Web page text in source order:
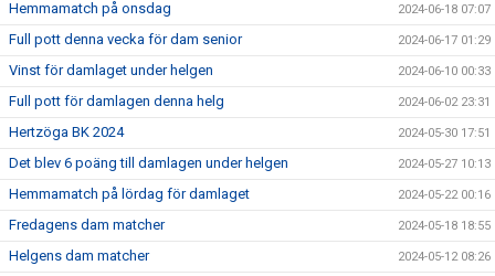
Hemmamatch på onsdag 2024-06-18 07:07
Full pott denna vecka för dam senior 2024-06-17 01:29
Vinst för damlaget under helgen 2024-06-10 00:33
Full pott för damlagen denna helg 2024-06-02 23:31
Hertzöga BK 2024 2024-05-30 17:51
Det blev 6 poäng till damlagen under helgen 2024-05-27 10:13
Hemmamatch på lördag för damlaget 2024-05-22 00:16
Fredagens dam matcher 2024-05-18 18:55
Helgens dam matcher 2024-05-12 08:26